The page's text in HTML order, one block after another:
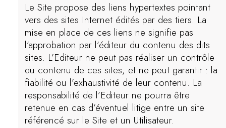
Le Site propose des liens hypertextes pointant
vers des sites Internet édités par des tiers. La
mise en place de ces liens ne signifie pas
l’approbation par l’éditeur du contenu des dits
sites. L’Editeur ne peut pas réaliser un contrôle
du contenu de ces sites, et ne peut garantir : la
fiabilité ou l’exhaustivité de leur contenu. La
responsabilité de l’Editeur ne pourra être
retenue en cas d’éventuel litige entre un site
référencé sur le Site et un Utilisateur.